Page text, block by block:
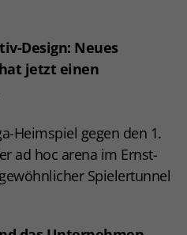
Design: Neues
jetzt einen
Heimspiel gegen den 1.
ad hoc arena im Ernst-
Spielertunnel